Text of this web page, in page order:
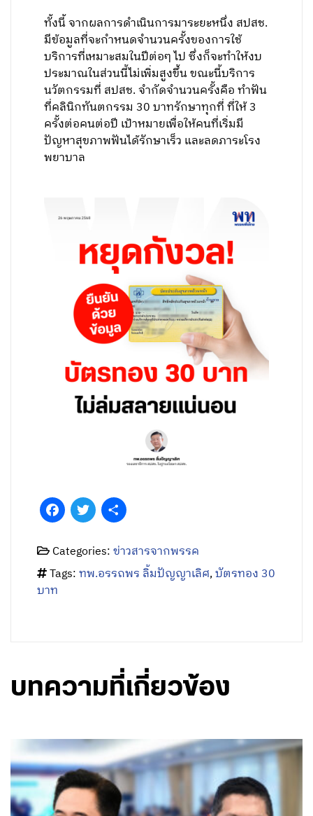
ทั้งนี้ จากผลการดำเนินการมาระยะหนึ่ง สปสช.
มีข้อมูลที่จะกำหนดจำนวนครั้งของการใช้
บริการที่เหมาะสมในปีต่อๆ ไป ซึ่งก็จะทำให้งบ
ประมาณในส่วนนี้ไม่เพิ่มสูงขึ้น ขณะนี้บริการ
นวัตกรรมที่ สปสช. จำกัดจำนวนครั้งคือ ทำฟัน
ที่คลินิกทันตกรรม 30 บาทรักษาทุกที่ ที่ให้ 3
ครั้งต่อคนต่อปี เป้าหมายเพื่อให้คนที่เริ่มมี
ปัญหาสุขภาพฟันได้รักษาเร็ว และลดภาระโรง
พยาบาล
FacebookTwitter
Categories:ข่าวสารจากพรรค
Tags:ทพ.อรรถพร ลิ้มปัญญาเลิศ,บัตรทอง 30
บาท
บทความที่เกี่ยวข้อง